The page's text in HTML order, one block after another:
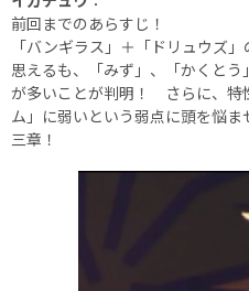
前回までのあらすじ！
「バンギラス」＋「ドリュウズ
思えるも、「みず」、「かくと
が多いことが判明！ さらに、特
ム」に弱いという弱点に頭を悩
三章！